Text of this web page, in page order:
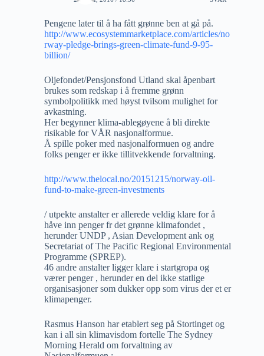
Pengene later til å ha fått grønne ben at gå på.
http://www.ecosystemmarketplace.com/articles/no
rway-pledge-brings-green-climate-fund-9-95-
billion/
Oljefondet/Pensjonsfond Utland skal åpenbart
brukes som redskap i å fremme grønn
symbolpolitikk med høyst tvilsom mulighet for
avkastning.
Her begynner klima-ablegøyene å bli direkte
risikable for VÅR nasjonalformue.
Å spille poker med nasjonalformuen og andre
folks penger er ikke tillitvekkende forvaltning.
http://www.thelocal.no/20151215/norway-oil-
fund-to-make-green-investments
/ utpekte anstalter er allerede veldig klare for å
håve inn penger fr det grønne klimafondet ,
herunder UNDP , Asian Development ank og
Secretariat of The Pacific Regional Environmental
Programme (SPREP).
46 andre anstalter ligger klare i startgropa og
værer penger , herunder en del ikke statlige
organisasjoner som dukker opp som virus der et er
klimapenger.
Rasmus Hanson har etablert seg på Stortinget og
kan i all sin klimavisdom fortelle The Sydney
Morning Herald om forvaltning av